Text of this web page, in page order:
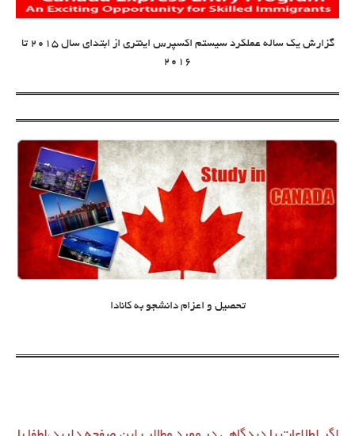
گزارش یک ساله عملکرد سیستم اکسپرس اینتری از ابتدای سال 2015 تا
2016
تحصیل و اعزام دانشجو به کانادا